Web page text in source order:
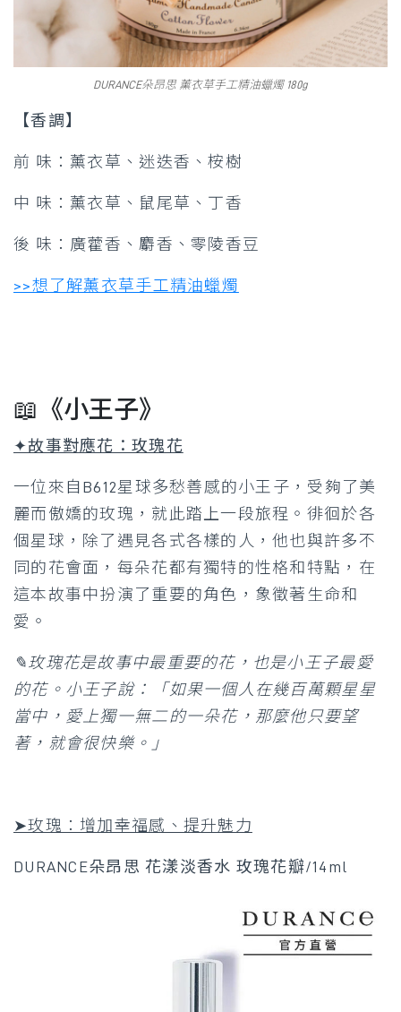
DURANCE朵昂思 薰衣草手工精油蠟燭 180g
【香調】
前 味：薰衣草、迷迭香、桉樹
中 味：薰衣草、鼠尾草、丁香
後 味：廣藿香、麝香、零陵香豆
>>想了解薰衣草手工精油蠟燭
📖《小王子》
✦故事對應花：玫瑰花
一位來自B612星球多愁善感的小王子，受夠了美
麗而傲嬌的玫瑰，就此踏上一段旅程。徘徊於各
個星球，除了遇見各式各樣的人，他也與許多不
同的花會面，每朵花都有獨特的性格和特點，在
這本故事中扮演了重要的角色，象徵著生命和
愛。
✎玫瑰花是故事中最重要的花，也是小王子最愛
的花。小王子說：「如果一個人在幾百萬顆星星
當中，愛上獨一無二的一朵花，那麼他只要望
著，就會很快樂。」
➤玫瑰：增加幸福感、提升魅力
DURANCE朵昂思 花漾淡香水 玫瑰花瓣/14ml